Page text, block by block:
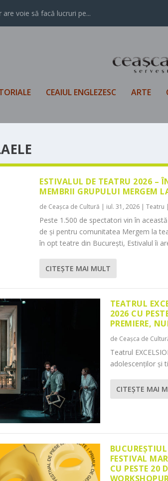
are voie să facă lucruri pe...
CEAIUL ENGLEZESC ARTE
ESTIVALUL DE TEATRU 2026 –
MEMBRII GRUPULUI MERGEM
de Ceașca de Cultură | iul. 31, 2026 |Teatru |
Peste 1.500 de spectatori vin în
de și pentru comunitatea Mergem la
în opt teatre din București, Estivalul îi
CITEŞTE MAI MULT
TEATRUL
2026 CU
PREMIERE,
de Ceașca de
Teatrul
adolescenților și
CITEŞTE MAI
FESTIVAL
CU PESTE 20